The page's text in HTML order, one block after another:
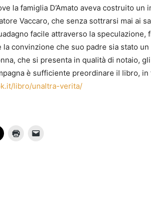
la famiglia D’Amato aveva costruito un
Vaccaro, che senza sottrarsi mai ai
facile attraverso la
convinzione che suo padre sia stato
che si presenta in qualità di notaio,
è sufficiente preordinare il libro,
libro/unaltra-verita/